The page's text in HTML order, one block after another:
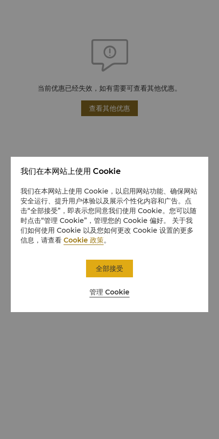
当前优惠已经失效，如有需要可查看其他优惠。
查看其他优惠
我们在本网站上使用 Cookie
我们在本网站上使用 Cookie，以启用网站功能、确保网站
安全运行、提升用户体验以及展示个性化内容和广告。点
击“全部接受”，即表示您同意我们使用 Cookie。您可以随
时点击“管理 Cookie”，管理您的 Cookie 偏好。 关于我
们如何使用 Cookie 以及您如何更改 Cookie 设置的更多
信息，请查看Cookie 政策。
管理 Cookie
全部接受